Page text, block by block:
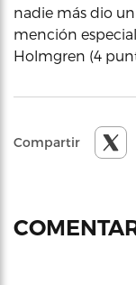
nadie más dio
mención
Holmgren (4
Compartir